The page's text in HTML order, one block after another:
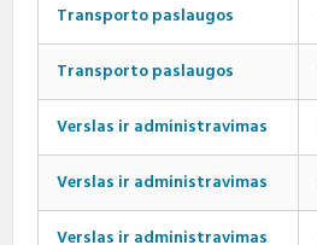
Transporto paslaugos
Transporto paslaugos
Verslas ir administravimas
Verslas ir administravimas
Verslas ir administravimas